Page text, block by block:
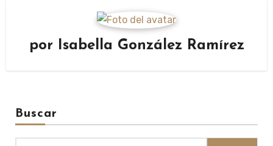
por Isabella González Ramírez
Buscar